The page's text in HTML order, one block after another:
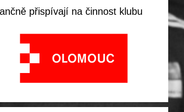
přispívají na činnost klubu